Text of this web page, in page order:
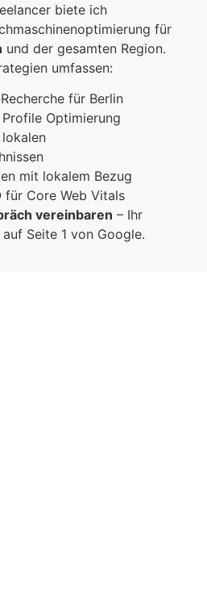
biete ich
für
und der gesamten Region.
umfassen:
für Berlin
Optimierung
mit lokalem Bezug
für Core Web Vitals
vereinbaren – Ihr
Seite 1 von Google.